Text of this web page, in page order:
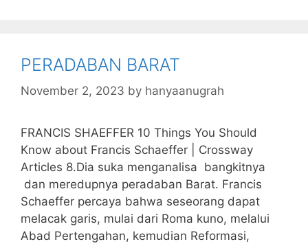
PERADABAN BARAT
November 2, 2023 by hanyaanugrah
FRANCIS SHAEFFER 10 Things You Should
Know about Francis Schaeffer | Crossway
Articles 8.Dia suka menganalisa bangkitnya
dan meredupnya peradaban Barat. Francis
Schaeffer percaya bahwa seseorang dapat
melacak garis, mulai dari Roma kuno, melalui
Abad Pertengahan, kemudian Reformasi,